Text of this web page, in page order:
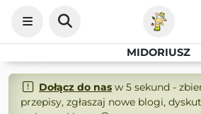
MIDORIUSZ
Dołącz do nasw 5 sekund -
przepisy, zgłaszaj nowe blogi,